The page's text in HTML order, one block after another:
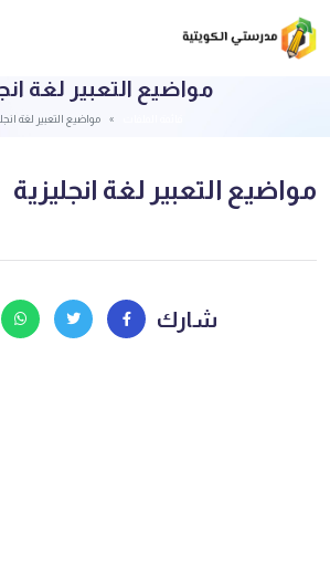
مواضيع التعبير لغة
مواضيع التعبير لغة
مواضيع التعبير لغة انجليزية
شارك